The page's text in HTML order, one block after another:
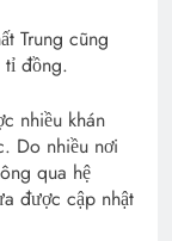
Trung cũng
tỉ đồng.
nhiều khán
Do nhiều nơi
qua hệ
được cập nhật